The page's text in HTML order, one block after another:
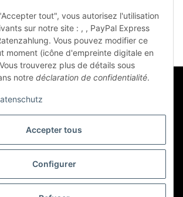
S'abonner
prix incluent la TVA légale,
tout", vous autorisez l'utilisation
sur notre site : , , PayPal Express
Vous pouvez modifier ce
moment (icône d'empreinte digitale en
trouverez plus de détails sous
notre déclaration de confidentialité.
Accepter tous
Configurer